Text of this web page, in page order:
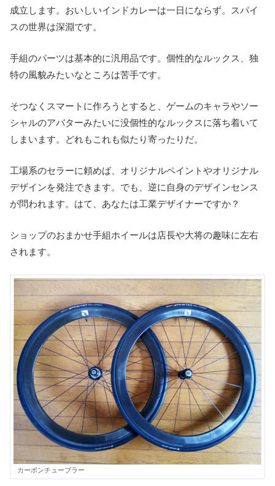
成立します。おいしいインドカレーは一日にならず。スパイ
スの世界は深淵です。
手組のパーツは基本的に汎用品です。個性的なルックス、独
特の風貌みたいなところは苦手です。
そつなくスマートに作ろうとすると、ゲームのキャラやソー
シャルのアバターみたいに没個性的なルックスに落ち着いて
しまいます。どれもこれも似たり寄ったりだ。
工場系のセラーに頼めば、オリジナルペイントやオリジナル
デザインを発注できます。でも、逆に自身のデザインセンス
が問われます。はて、あなたは工業デザイナーですか？
ショップのおまかせ手組ホイールは店長や大将の趣味に左右
されます。
カーボンチューブラー